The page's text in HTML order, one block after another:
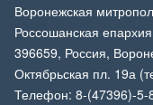
Воронежская
Россошанская епархия
396659, Россия,
Октябрьская пл. 19а
Телефон: 8-(47396)-5-